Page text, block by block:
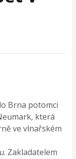
Brna potomci
která
ve vlnařském
. Zakladatelem